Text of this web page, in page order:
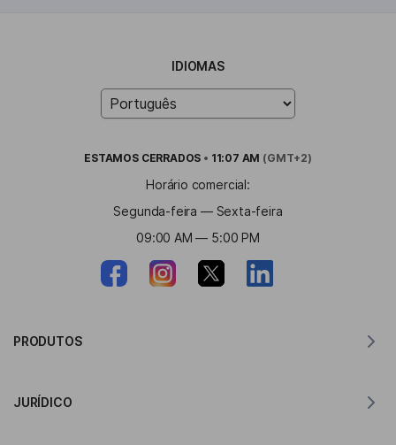
IDIOMAS
ESTAMOS CERRADOS • 11:07 AM (GMT+2)
Horário comercial:
Segunda-feira — Sexta-feira
09:00 AM — 5:00 PM
PRODUTOS
JURÍDICO